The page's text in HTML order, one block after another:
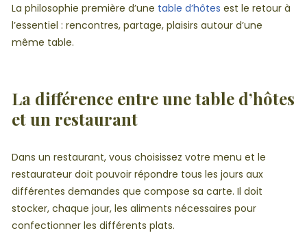
La philosophie première d’une table d’hôtes est le retour à
l’essentiel : rencontres, partage, plaisirs autour d’une
même table.
La différence entre une table d’hôtes
et un restaurant
Dans un restaurant, vous choisissez votre menu et le
restaurateur doit pouvoir répondre tous les jours aux
différentes demandes que compose sa carte. Il doit
stocker, chaque jour, les aliments nécessaires pour
confectionner les différents plats.